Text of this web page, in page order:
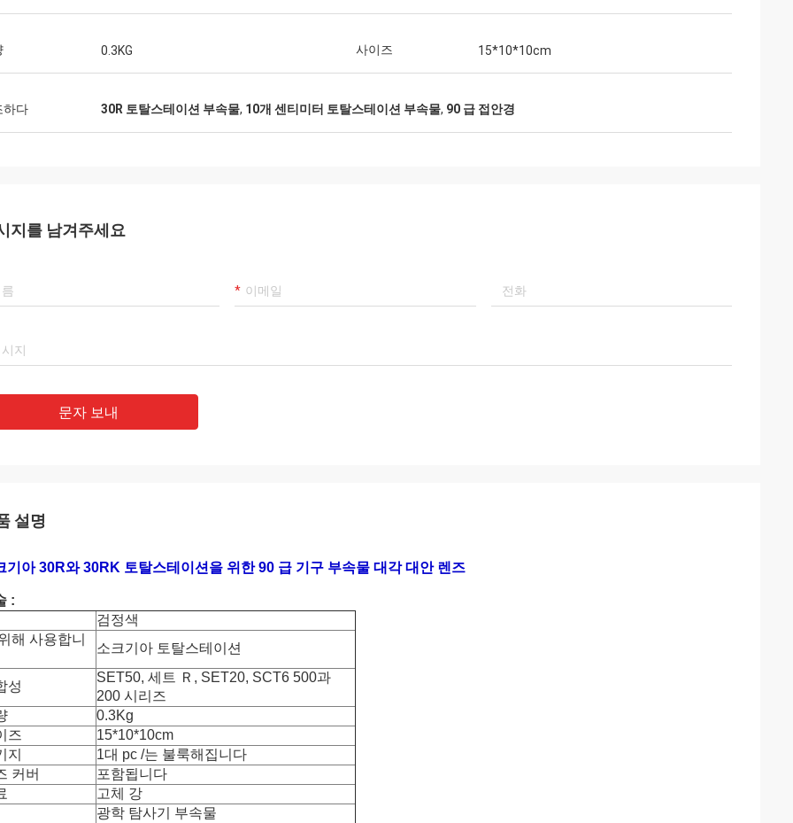
0.3KG 사이즈 15*10*10cm
하다 30R 토탈스테이션 부속물, 10개 센티미터 토탈스테이션 부속물, 90 급 접안경
지를 남겨주세요
문자 보내
설명
기아 30R와 30RK 토탈스테이션을 위한 90 급 기구 부속물 대각 대안 렌즈
:
검정색
해 사용합니
소크기아 토탈스테이션
성
SET50, 세트 Ｒ, SET20, SCT6 500과
200 시리즈
0.3Kg
즈
15*10*10cm
지
1대 pc /는 불룩해집니다
커버
포함됩니다
고체 강
광학 탐사기 부속물